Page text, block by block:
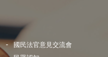
國民法官意見交流會